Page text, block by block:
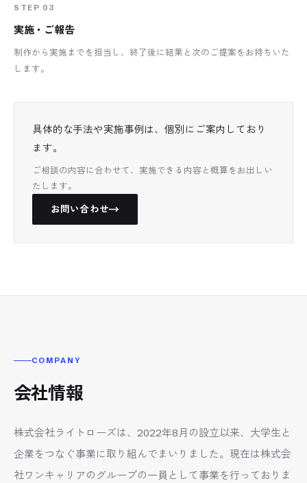
STEP 03
実施・ご報告
制作から実施までを担当し、終了後に結果と次のご提案をお持ちいた
します。
具体的な手法や実施事例は、個別にご案内しており
ます。
ご相談の内容に合わせて、実施できる内容と概算をお出しい
たします。
お問い合わせ
COMPANY
会社情報
株式会社ライトローズは、2022年8月の設立以来、大学生と
企業をつなぐ事業に取り組んでまいりました。現在は株式会
社ワンキャリアのグループの一員として事業を行っておりま